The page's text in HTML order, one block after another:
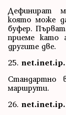
Дефинират
която може
буфер.
приеме като
другите две.
25.
Стандартно
маршрути.
26.